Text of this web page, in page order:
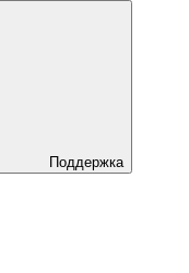
Поддержка